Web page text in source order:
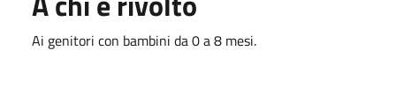
Ai genitori con bambini da 0 a 8 mesi.